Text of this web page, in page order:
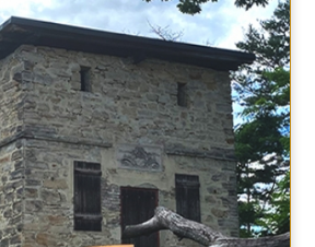
WELLNESS